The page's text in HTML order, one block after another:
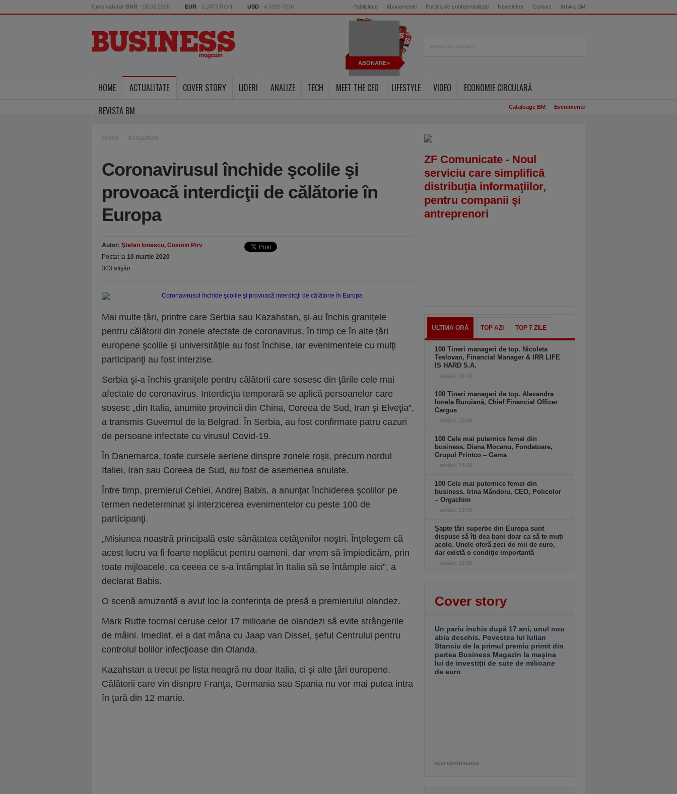
Curs valutar BNR - 08.08.2026 EUR - 5.2473 RON USD - 4.5595 RON Publicitate Abonamente Politica de confidentialitate Newsletter Contact Arhiva BM
ABONARE
HOME ACTUALITATE COVER STORY LIDERI ANALIZE TECH MEET THE CEO LIFESTYLE VIDEO
ECONOMIE CIRCULARĂ
REVISTA BM
Cataloage BM Evenimente
Home Actualitate
Coronavirusul închide şcolile şi
provoacă interdicţii de călătorie în
Europa
Autor: Ştefan Ionescu, Cosmin Pirv
Postat la 10 martie 2020
303 afişări
Mai multe ţări, printre care Serbia sau Kazahstan, şi-au închis graniţele
pentru călătorii din zonele afectate de coronavirus, în timp ce în alte ţări
europene şcolile şi universităţile au fost închise, iar evenimentele cu mulţi
participanţi au fost interzise.
Serbia şi-a închis graniţele pentru călătorii care sosesc din ţările cele mai
afectate de coronavirus. Interdicţia temporară se aplică persoanelor care
sosesc „din Italia, anumite provincii din China, Coreea de Sud, Iran şi Elveţia”,
a transmis Guvernul de la Belgrad. În Serbia, au fost confirmate patru cazuri
de persoane infectate cu virusul Covid-19.
În Danemarca, toate cursele aeriene dinspre zonele roşii, precum nordul
Italiei, Iran sau Coreea de Sud, au fost de asemenea anulate.
Între timp, premierul Cehiei, Andrej Babis, a anunţat închiderea şcolilor pe
termen nedeterminat şi interzicerea evenimentelor cu peste 100 de
participanţi.
„Misiunea noastră principală este sănătatea cetăţenilor noştri. Înţelegem că
acest lucru va fi foarte neplăcut pentru oameni, dar vrem să împiedicăm, prin
toate mijloacele, ca ceeea ce s-a întâmplat în Italia să se întâmple aici”, a
declarat Babis.
O scenă amuzantă a avut loc la conferinţa de presă a premierului olandez.
Mark Rutte tocmai ceruse celor 17 milioane de olandezi să evite strângerile
de mâini. Imediat, el a dat mâna cu Jaap van Dissel, şeful Centrului pentru
controlul bolilor infecţioase din Olanda.
Kazahstan a trecut pe lista neagră nu doar Italia, ci şi alte ţări europene.
Călătorii care vin disnpre Franţa, Germania sau Spania nu vor mai putea intra
în ţară din 12 martie.
ZF Comunicate - Noul
serviciu care simplifică
distribuţia informaţiilor,
pentru companii şi
antreprenori
ULTIMA ORĂ TOP AZI TOP 7 ZILE
100 Tineri manageri de top. Nicoleta
Teslovan, Financial Manager & IRR LIFE
IS HARD S.A.
astăzi, 16:00
100 Tineri manageri de top. Alexandra
Ionela Buruiană, Chief Financial Officer
Cargus
astăzi, 15:00
100 Cele mai puternice femei din
business. Diana Mocanu, Fondatoare,
Grupul Printco – Gama
astăzi, 14:00
100 Cele mai puternice femei din
business. Irina Măndoiu, CEO, Policolor
– Orgachim
astăzi, 13:00
Şapte ţări superbe din Europa sunt
dispuse să îţi dea bani doar ca să te muţi
acolo. Unele oferă zeci de mii de euro,
dar există o condiţie importantă
astăzi, 12:00
Cover story
Un pariu închis după 17 ani, unul nou
abia deschis. Povestea lui Iulian
Stanciu de la primul premiu primit din
partea Business Magazin la maşina
lui de investiţii de sute de milioane
de euro
vezi continuarea